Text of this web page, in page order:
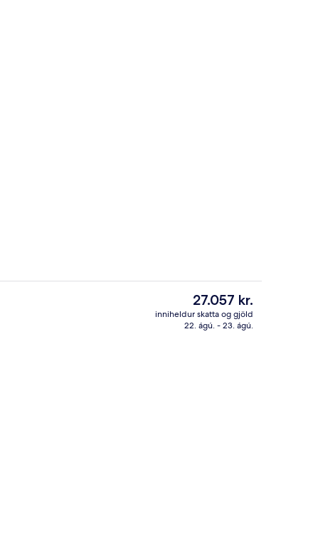
Snyrtivörur frá þekktum
Núverandi
verð
er
27.057 kr.
inniheldur skatta og gjöld
22. ágú. - 23. ágú.